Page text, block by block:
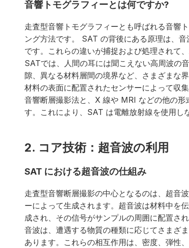
音響トモグラフィーとは何ですか?
走査型音響トモグラフィーとも呼ばれる音響
ング方法です。 SAT の背後にある原理は、
です。これらの違いが捕捉および処理されて
SATでは、人間の耳には聞こえない高周波の
隙、異なる材料層間の境界など、さまざまな
材料の表面に配置されたセンサーによって収集
音響断層撮影法と、X 線や MRI などの他の
す。これにより、SAT は電離放射線を使用し
2. コア技術：超音波の利用
SAT における超音波の仕組み
走査型音響断層撮影の中心となるのは、超音
ーによって生成されます。超音波は材料中を
成され、その信号がサンプルの周囲に配置さ
音波は、遭遇する物質の種類に応じてさまざ
あります。これらの相互作用は、密度、弾性